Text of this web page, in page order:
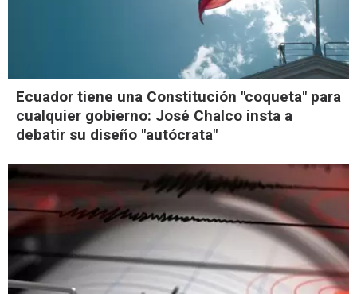
Ecuador tiene una Constitución "coqueta" para
cualquier gobierno: José Chalco insta a
debatir su diseño "autócrata"